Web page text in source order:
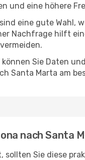
und eine höhere
eine gute Wahl,
Nachfrage hilft
können Sie Daten
Santa Marta am
nach Santa
sollten Sie diese